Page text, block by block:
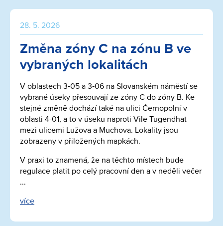
28. 5. 2026
Změna zóny C na zónu B ve
vybraných lokalitách
V oblastech 3‑05 a 3‑06 na Slovanském náměstí se
vybrané úseky přesouvají ze zóny C do zóny B. Ke
stejné změně dochází také na ulici Černopolní v
oblasti 4-01, a to v úseku naproti Vile Tugendhat
mezi ulicemi Lužova a Muchova. Lokality jsou
zobrazeny v přiložených mapkách.
V praxi to znamená, že na těchto místech bude
regulace platit po celý pracovní den a v neděli večer
...
více